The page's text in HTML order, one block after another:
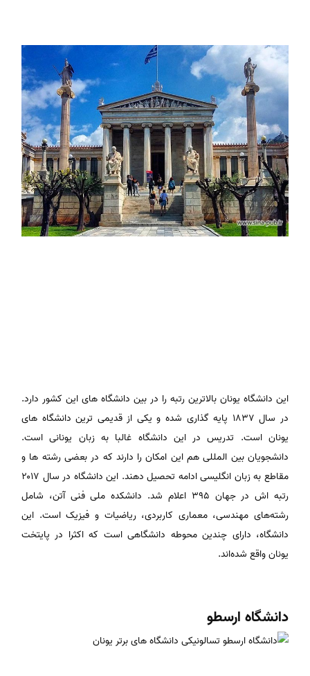
این دانشگاه یونان بالاترین رتبه را در بین دانشگاه های این کشور دارد.
در سال ۱۸۳۷ پایه گذاری شده و یکی از قدیمی ترین دانشگاه های
یونان است. تدریس در این دانشگاه غالبا به زبان یونانی است.
دانشجویان بین المللی هم این امکان را دارند که در بعضی رشته ها و
مقاطع به زبان انگلیسی ادامه تحصیل دهند. این دانشگاه در سال ۲۰۱۷
رتبه اش در جهان ۳۹۵ اعلام شد. دانشکده ملی فنی آتن، شامل
رشته‌های مهندسی، معماری کاربردی، ریاضیات و فیزیک است. این
دانشگاه، دارای چندین محوطه دانشگاهی است که اکثرا در پایتخت
یونان واقع شده‌اند.
دانشگاه ارسطو